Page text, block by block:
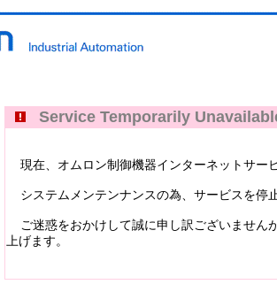
Service Temporarily
現在、オムロン制御機器インターネットサー
システムメンテンナンスの為、サービスを停
ご迷惑をおかけして誠に申し訳ございません
上げます。